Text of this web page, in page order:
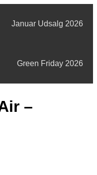
Januar Udsalg 2026
Green Friday 2026
–